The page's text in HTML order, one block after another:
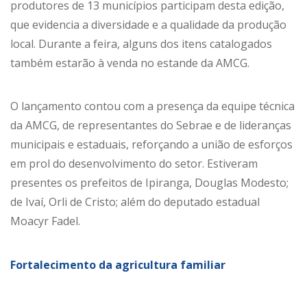
produtores de 13 municípios participam desta edição,
que evidencia a diversidade e a qualidade da produção
local. Durante a feira, alguns dos itens catalogados
também estarão à venda no estande da AMCG.
O lançamento contou com a presença da equipe técnica
da AMCG, de representantes do Sebrae e de lideranças
municipais e estaduais, reforçando a união de esforços
em prol do desenvolvimento do setor. Estiveram
presentes os prefeitos de Ipiranga, Douglas Modesto;
de Ivaí, Orli de Cristo; além do deputado estadual
Moacyr Fadel.
Fortalecimento da agricultura familiar